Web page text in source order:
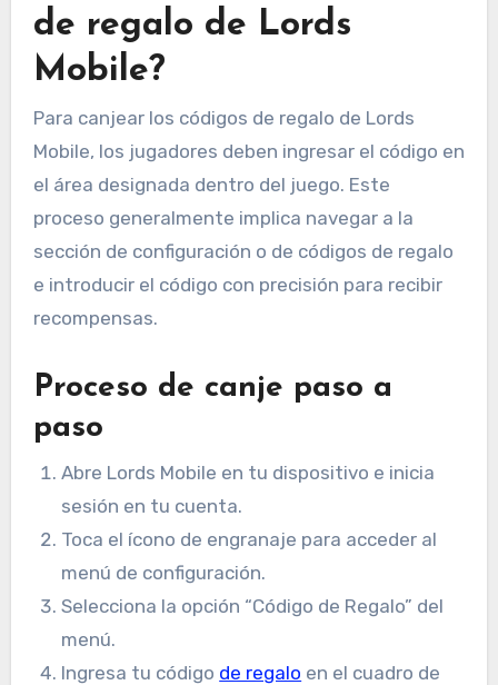
de regalo de Lords
Mobile?
Para canjear los códigos de regalo de Lords
Mobile, los jugadores deben ingresar el código en
el área designada dentro del juego. Este
proceso generalmente implica navegar a la
sección de configuración o de códigos de regalo
e introducir el código con precisión para recibir
recompensas.
Proceso de canje paso a
paso
Abre Lords Mobile en tu dispositivo e inicia
sesión en tu cuenta.
Toca el ícono de engranaje para acceder al
menú de configuración.
Selecciona la opción “Código de Regalo” del
menú.
Ingresa tu código de regalo en el cuadro de